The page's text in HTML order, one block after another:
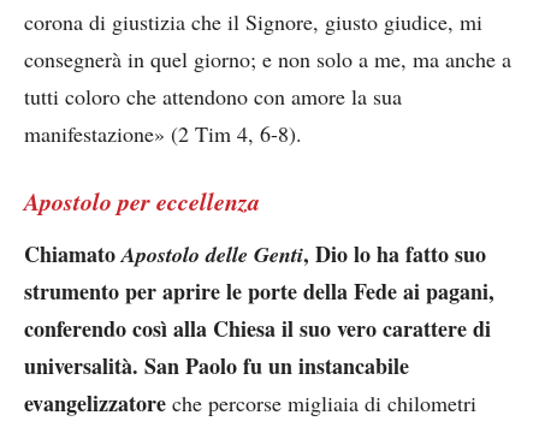
corona di giustizia che il Signore, giusto giudice, mi
consegnerà in quel giorno; e non solo a me, ma anche a
tutti coloro che attendono con amore la sua
manifestazione» (2 Tim 4, 6-8).
Apostolo per eccellenza
ChiamatoApostolo delle Genti, Dio lo ha fatto suo
strumento per aprire le porte della Fede ai pagani,
conferendo così alla Chiesa il suo vero carattere di
universalità. San Paolo fu un instancabile
evangelizzatore che percorse migliaia di chilometri